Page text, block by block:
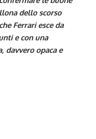
dello scorso
Ferrari esce da
e con una
davvero opaca e